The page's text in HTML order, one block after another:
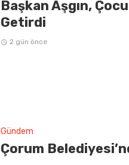
Başkan Aşgın,
Getirdi
2 gün önce
Gündem
Çorum